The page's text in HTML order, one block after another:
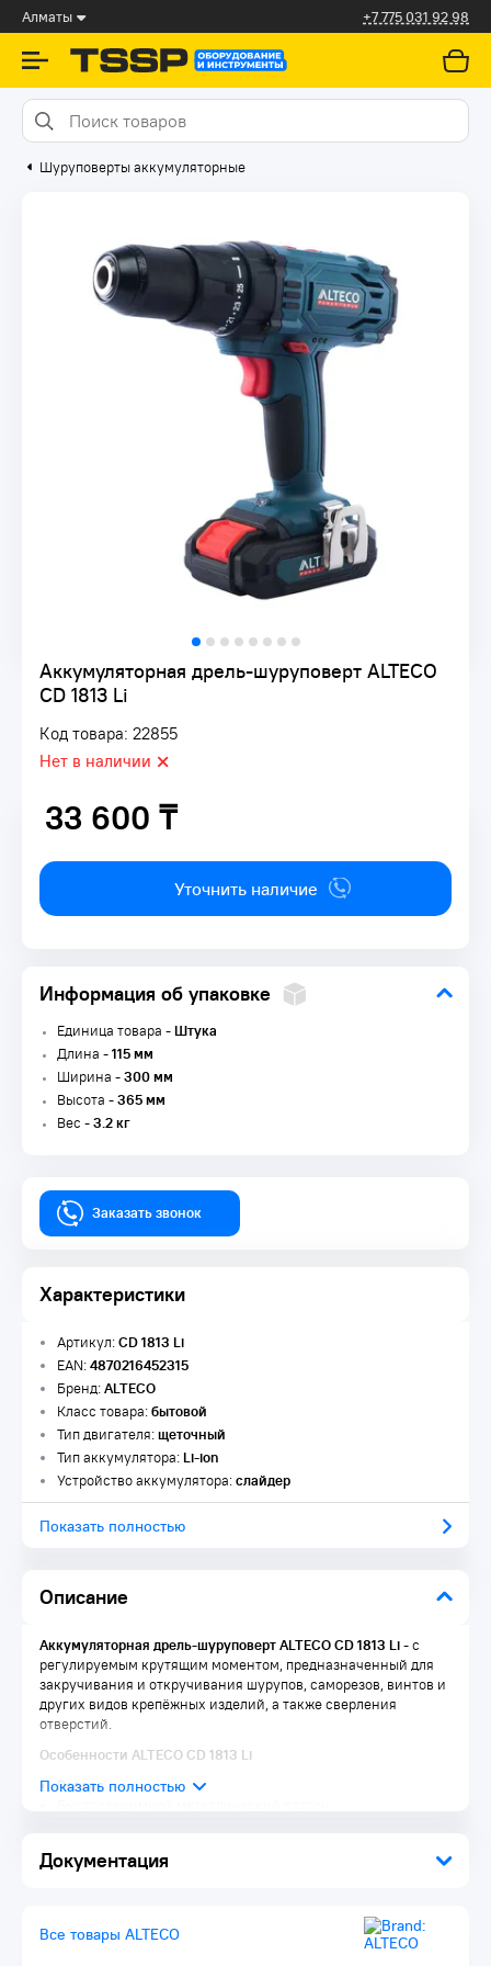
Алматы +7 775 031 92 98
Шуруповерты аккумуляторные
Аккумуляторная дрель-шуруповерт ALTECO
CD 1813 Li
Код товара: 22855
Нет в наличии
33 600 ₸
33 600 ₸
Уточнить наличие
Информация об упаковке
Единица товара -Штука
Длина -115 мм
Ширина -300 мм
Высота -365 мм
Вес -3.2 кг
Заказать звонок
Характеристики
Описание
Документация
Артикул:CD 1813 Li
EAN:4870216452315
Бренд:ALTECO
Класс товара:бытовой
Тип двигателя:щеточный
Тип аккумулятора:Li-ion
Устройство аккумулятора:слайдер
Показать полностью
Аккумуляторная дрель-шуруповерт ALTECO CD 1813 Li-с
регулируемым крутящим моментом, предназначенный для
закручивания и откручивания шурупов, саморезов, винтов и
других видов крепёжных изделий, а также сверления
отверстий.
Особенности ALTECO CD 1813 Li
Реверс
2 режима работы: сверление и завинчивание
Комплектация:
Все товары ALTECO